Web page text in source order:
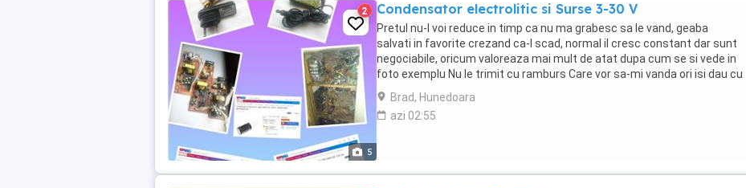
5
2 Condensator electrolitic si Surse 3-30 V
Pretul nu-l voi reduce in timp ca nu ma grabesc sa le vand, geaba
salvati in favorite crezand ca-l scad, normal il cresc constant dar sunt
negociabile, oricum valoreaza mai mult de atat dupa cum se si vede in
foto exemplu Nu le trimit cu ramburs Care vor sa-mi vanda ori isi dau cu
parerea sau compara ...
Brad, Hunedoara
azi 02:55